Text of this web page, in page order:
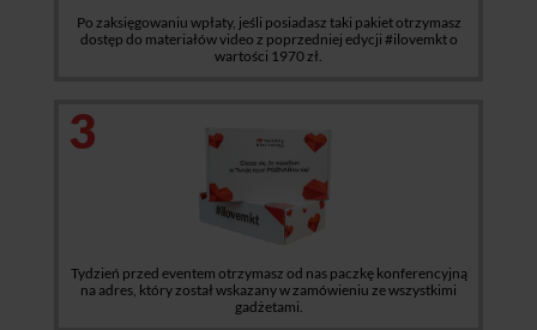
Po zaksięgowaniu wpłaty, jeśli posiadasz taki pakiet otrzymasz
dostęp do materiałów video z poprzedniej edycji #ilovemkt o
wartości 1970 zł.
3
Tydzień przed eventem otrzymasz od nas paczkę konferencyjną
na adres, który został wskazany w zamówieniu ze wszystkimi
gadżetami.